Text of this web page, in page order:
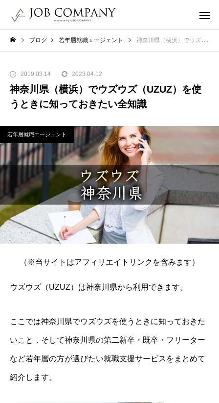
ブログ 若年層就職エージェント 神奈川県（横浜）でウズウズ（UZUZ）を使うときに知っておきたい全知識
2019.03.14 2023.04.12
神奈川県（横浜）でウズウズ（UZUZ）を使
うときに知っておきたい全知識
若年層就職エージェント
（※当サイトはアフィリエイトリンクを含みます）
ウズウズ（UZUZ）は神奈川県から利用できます。
ここでは神奈川県でウズウズを使うときに知っておきた
いこと，そして神奈川県の第二新卒・既卒・フリーター
など若年層の方が選びたい就職支援サービスをまとめて
紹介します。